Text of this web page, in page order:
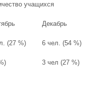
учащихся
Декабрь
(27 %) 6 чел. (54 %)
3 чел (27 %)